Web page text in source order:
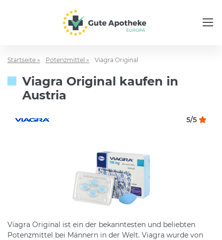
Startseite » Potenzmittel » Viagra Original
Viagra Original kaufen in
Austria
5/5
Viagra Original ist ein der bekanntesten und beliebten
Potenzmittel bei Männern in der Welt. Viagra wurde von